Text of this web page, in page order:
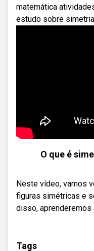
matemática
estudo sobre
O que é
Neste vídeo, vamos
figuras simétricas e
disso, aprenderemos
Tags